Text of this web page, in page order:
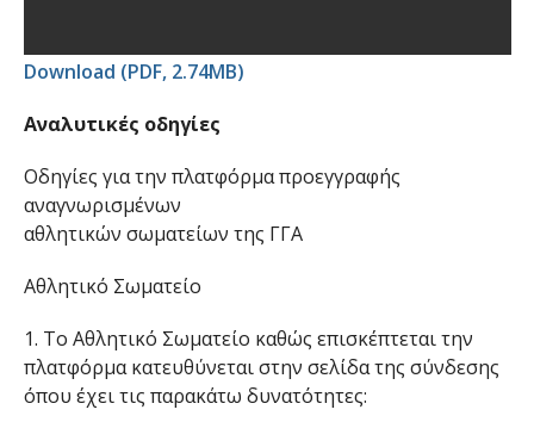
Download (PDF, 2.74MB)
Αναλυτικές οδηγίες
Οδηγίες για την πλατφόρμα προεγγραφής
αναγνωρισμένων
αθλητικών σωματείων της ΓΓΑ
Αθλητικό Σωματείο
1. Το Αθλητικό Σωματείο καθώς επισκέπτεται την
πλατφόρμα κατευθύνεται στην σελίδα της σύνδεσης
όπου έχει τις παρακάτω δυνατότητες: